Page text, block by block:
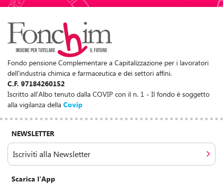
Fondo pensione Complementare a Capitalizzazione per i lavoratori
dell'industria chimica e farmaceutica e dei settori affini.
C.F. 97184260152
Iscritto all'Albo tenuto dalla COVIP con il n. 1 - Il fondo è soggetto
alla vigilanza della Covip
NEWSLETTER
Iscriviti alla Newsletter
Scarica l'App